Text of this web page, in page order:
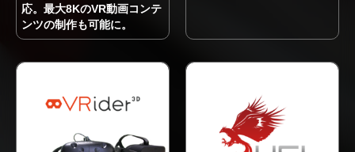
応。最大8KのVR動画コンテ
ンツの制作も可能に。